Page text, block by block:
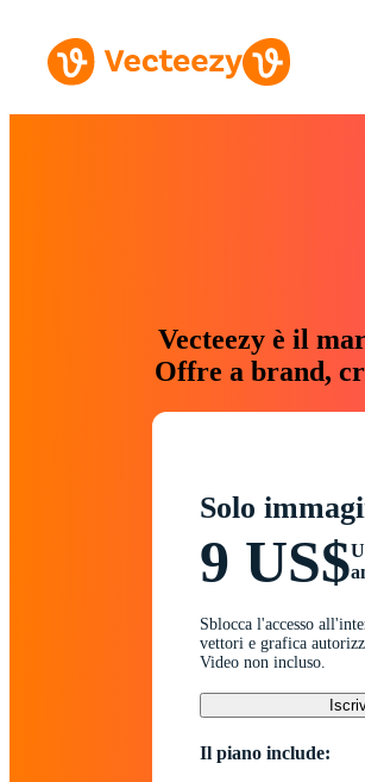
Vecteezy è il
Offre a brand,
Solo
9 US$
Sblocca l'accesso
vettori e grafica
Video non incluso.
Il piano include: